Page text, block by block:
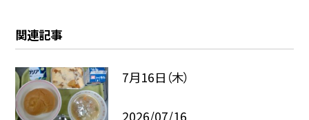
関連記事
7月16日（木）
2026/07/16